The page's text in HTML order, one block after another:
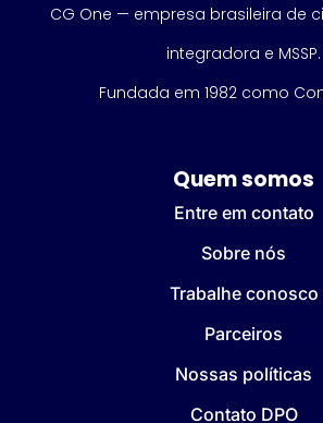
CG One — empresa brasileira de
integradora e MSSP.
Fundada em 1982 como
Quem somos
Entre em contato
Sobre nós
Trabalhe conosco
Parceiros
Nossas políticas
Contato DPO